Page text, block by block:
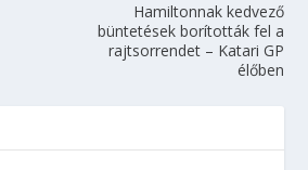
Hamiltonnak kedvező
büntetések borították fel a
rajtsorrendet – Katari GP
élőben